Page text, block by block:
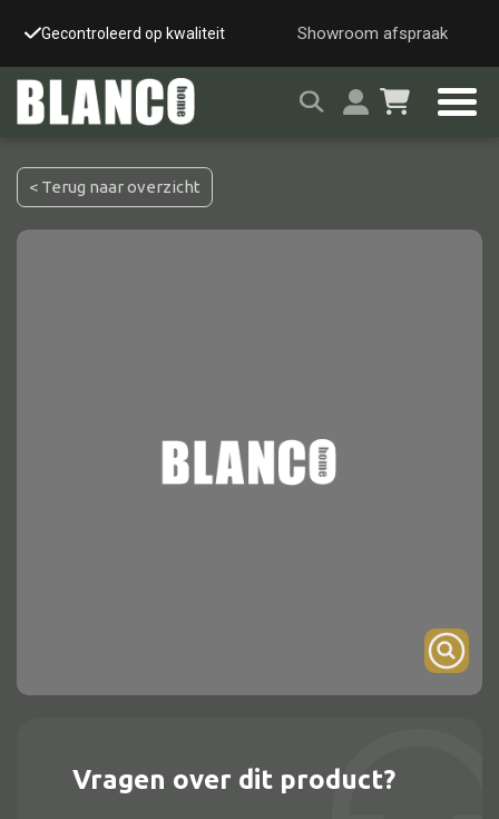
Gecontroleerd op kwaliteit Snelle & veilige
Showroom afspraak
Alle kasten
< Terug naar overzicht
Vragen over dit product?